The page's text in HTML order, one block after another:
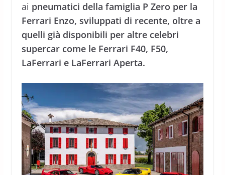
ai pneumatici della famiglia P Zero per la
Ferrari Enzo, sviluppati di recente, oltre a
quelli già disponibili per altre celebri
supercar come le Ferrari F40, F50,
LaFerrari e LaFerrari Aperta.